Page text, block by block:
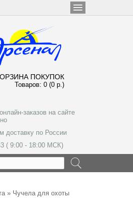
ПОКУПОК
Товаров: 0 (0 р.)
заказов на сайте
доставку по России
( 9:00 - 18:00 МСК)
» Чучела для охоты